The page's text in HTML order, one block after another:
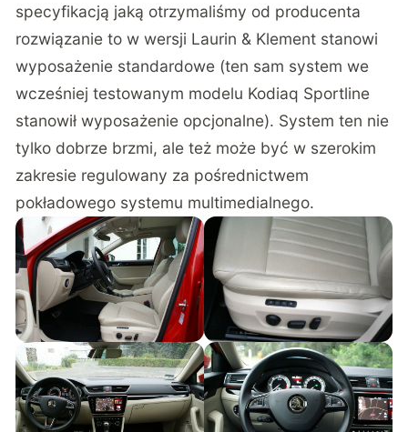
specyfikacją jaką otrzymaliśmy od producenta
rozwiązanie to w wersji Laurin & Klement stanowi
wyposażenie standardowe (ten sam system we
wcześniej testowanym modelu Kodiaq Sportline
stanowił wyposażenie opcjonalne). System ten nie
tylko dobrze brzmi, ale też może być w szerokim
zakresie regulowany za pośrednictwem
pokładowego systemu multimedialnego.